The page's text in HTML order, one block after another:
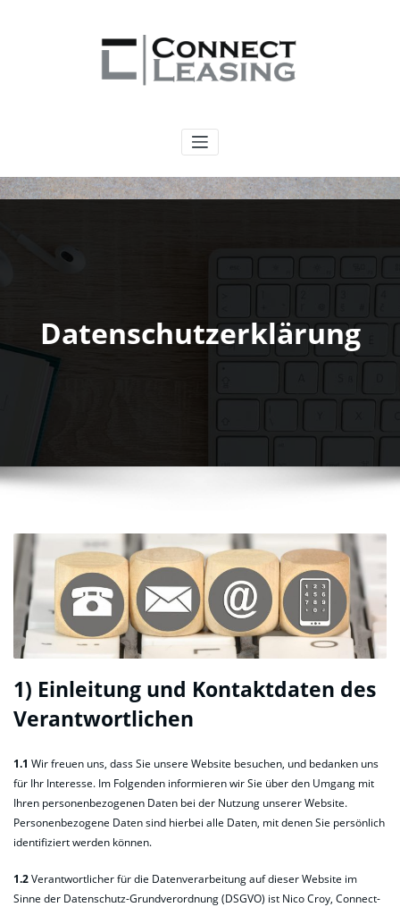
CONNECT LEASING
Datenschutzerklärung
1) Einleitung und Kontaktdaten des
Verantwortlichen
1.1 Wir freuen uns, dass Sie unsere Website besuchen, und bedanken uns
für Ihr Interesse. Im Folgenden informieren wir Sie über den Umgang mit
Ihren personenbezogenen Daten bei der Nutzung unserer Website.
Personenbezogene Daten sind hierbei alle Daten, mit denen Sie persönlich
identifiziert werden können.
1.2Verantwortlicher für die Datenverarbeitung auf dieser Website im
Sinne der Datenschutz-Grundverordnung (DSGVO) ist Nico Croy, Connect-